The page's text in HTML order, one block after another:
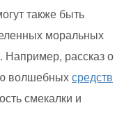
также быть
моральных
Например, рассказ о
волшебных средств
смекалки и